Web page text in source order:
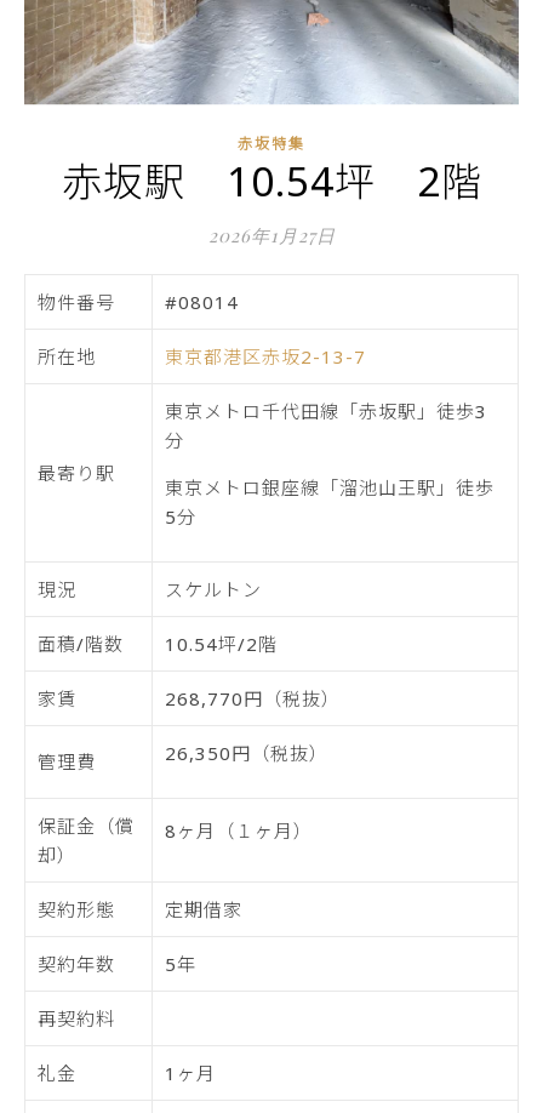
赤坂特集
赤坂駅 10.54坪 2階
2026年1月27日
物件番号 #08014
所在地 東京都港区赤坂2-13-7
最寄り駅
東京メトロ千代田線「赤坂駅」徒歩3
分
東京メトロ銀座線「溜池山王駅」徒歩
5分
現況 スケルトン
面積/階数 10.54坪/2階
家賃 268,770円（税抜）
管理費 26,350円（税抜）
保証金（償
却）
8ヶ月（１ヶ月）
契約形態 定期借家
契約年数 5年
再契約料
礼金 1ヶ月